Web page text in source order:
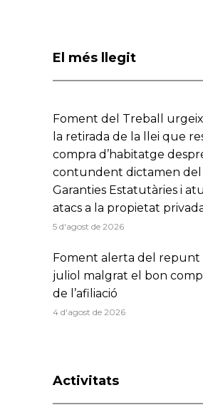
El més llegit
Foment del Treball
la retirada de la llei que
compra d’habitatge
contundent dictamen del
Garanties Estatutàries i
atacs a la propietat
5 d'agost de 2026
Foment alerta del repunt
juliol malgrat el bon
de l’afiliació
4 d'agost de 2026
Activitats